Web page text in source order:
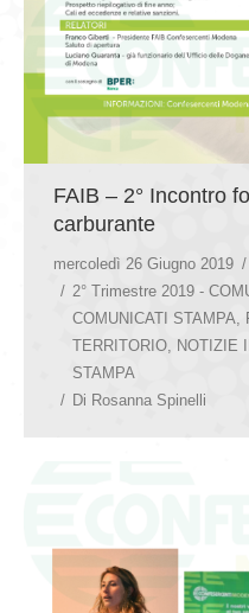
FAIB – 2° Incontro
carburante
mercoledì 26 Giugno 2019
2° Trimestre 2019 -
COMUNICATI STAMPA
TERRITORIO
NOTIZIE
STAMPA
Di Rosanna Spinelli